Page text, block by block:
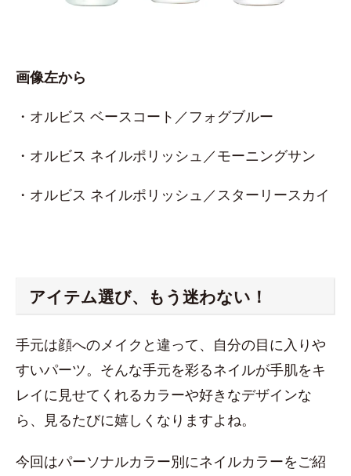
画像左から
・オルビス ベースコート／フォグブルー
・オルビス ネイルポリッシュ／モーニングサン
・オルビス ネイルポリッシュ／スターリースカイ
アイテム選び、もう迷わない！
手元は顔へのメイクと違って、自分の目に入りや
すいパーツ。そんな手元を彩るネイルが手肌をキ
レイに見せてくれるカラーや好きなデザインな
ら、見るたびに嬉しくなりますよね。
今回はパーソナルカラー別にネイルカラーをご紹